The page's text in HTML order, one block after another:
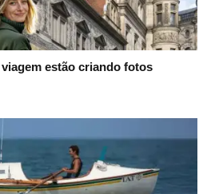
estão criando fotos